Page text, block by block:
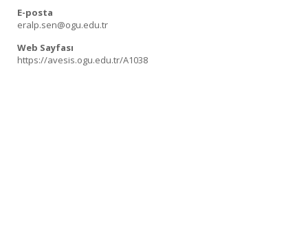
E-posta
eralp.sen@ogu.edu.tr
Web Sayfası
https://avesis.ogu.edu.tr/A1038